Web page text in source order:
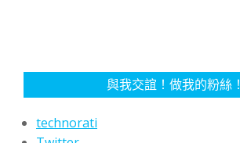
與我交誼！做我的粉絲！
technorati